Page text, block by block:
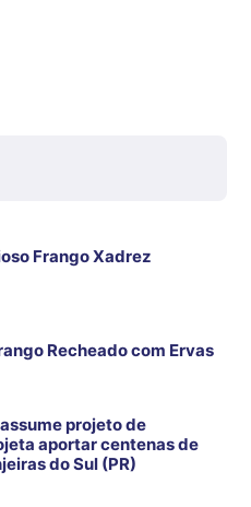
Frango Xadrez
Recheado com Ervas
projeto de
aportar centenas de
do Sul (PR)